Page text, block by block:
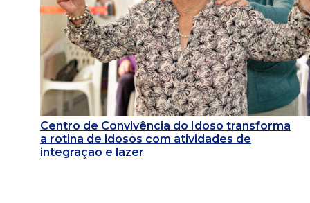
Centro de Convivência do Idoso transforma
a rotina de idosos com atividades de
integração e lazer